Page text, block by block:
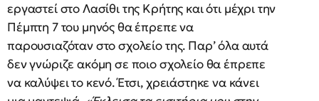
εργαστεί στο Λασίθι της Κρήτης και ότι μέχρι την
Πέμπτη 7 του μηνός θα έπρεπε να
παρουσιαζόταν στο σχολείο της. Παρ’ όλα αυτά
δεν γνώριζε ακόμη σε ποιο σχολείο θα έπρεπε
να καλύψει το κενό. Έτσι, χρειάστηκε να κάνει